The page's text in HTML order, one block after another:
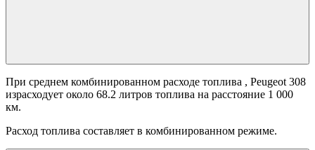
При среднем комбинированном расходе топлива , Peugeot 308
израсходует около 68.2 литров топлива на расстояние 1 000
км.
Расход топлива составляет в комбинированном режиме.